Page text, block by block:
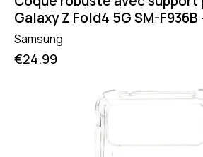
Galaxy Z Fold4 5G SM-F936B
Samsung
€24.99